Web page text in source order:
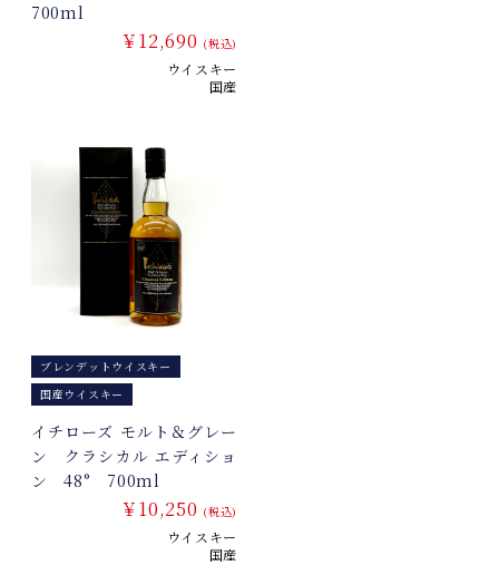
700ml
￥12,690 (税込)
ウイスキー
国産
ブレンデットウイスキー
国産ウイスキー
イチローズ モルト＆グレー
ン クラシカル エディショ
ン 48° 700ml
￥10,250 (税込)
ウイスキー
国産